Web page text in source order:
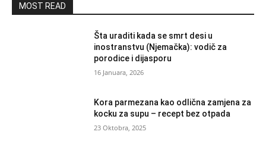
MOST READ
Šta uraditi kada se smrt desi u
inostranstvu (Njemačka): vodič za
porodice i dijasporu
16 Januara, 2026
Kora parmezana kao odlična zamjena za
kocku za supu – recept bez otpada
23 Oktobra, 2025